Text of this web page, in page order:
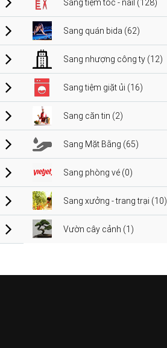
Sang tiệm tóc - nail (128)
Sang quán bida (62)
Sang nhượng công ty (12)
Sang tiệm giặt ủi (16)
Sang căn tin (2)
Sang Mặt Bằng (65)
Sang phòng vé (0)
Sang xưởng - trang trại (10)
Vườn cây cảnh (1)